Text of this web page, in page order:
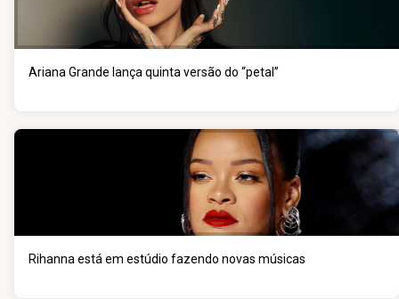
Ariana Grande lança quinta versão do “petal”
Rihanna está em estúdio fazendo novas músicas